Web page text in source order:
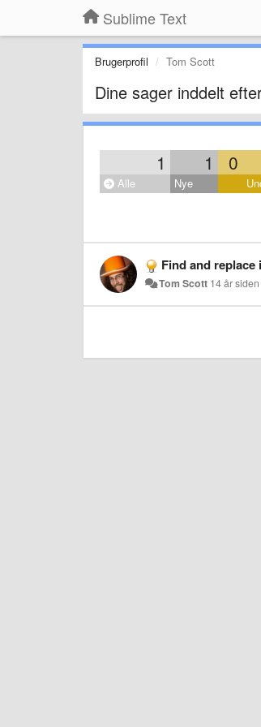
Sublime Text
Brugerprofil Tom Scott
Dine sager inddelt
1 1 0
Alle Nye
Find and
Tom Scott 14 år siden